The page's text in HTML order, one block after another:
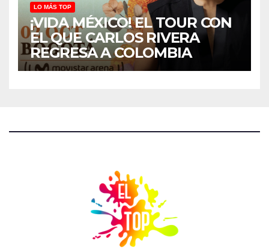
LO MÁS TOP
¡VIDA MÉXICO! EL TOUR CON
EL QUE CARLOS RIVERA
REGRESA A COLOMBIA